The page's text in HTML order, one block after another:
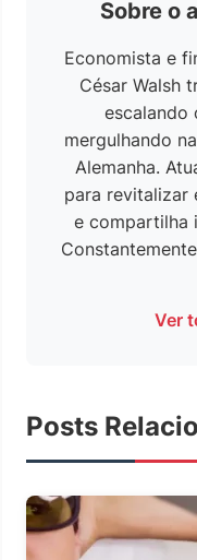
Sobre o
Economista e
César Walsh
escalando
mergulhando
Alemanha.
para revitalizar
e compartilha
Ver
Posts